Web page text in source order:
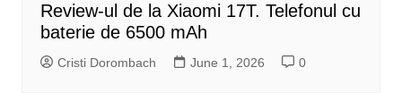
Review-ul de la Xiaomi 17T. Telefonul cu
baterie de 6500 mAh
Cristi Dorombach June 1, 2026 0